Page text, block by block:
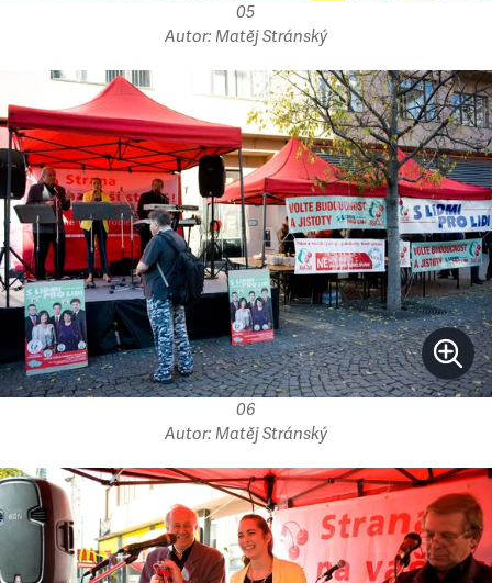
05
Autor: Matěj Stránský
06
Autor: Matěj Stránský